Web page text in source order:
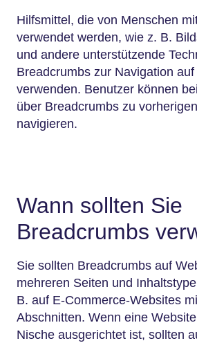
Hilfsmittel, die von Menschen
verwendet werden, wie z. B.
und andere unterstützende
Breadcrumbs zur Navigation
verwenden. Benutzer können
über Breadcrumbs zu
navigieren.
Wann sollten Sie
Breadcrumbs
Sie sollten Breadcrumbs auf
mehreren Seiten und
B. auf E-Commerce-Websites
Abschnitten. Wenn eine
Nische ausgerichtet ist, sollten